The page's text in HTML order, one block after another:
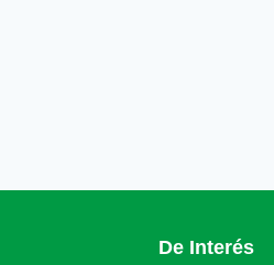
De Interés